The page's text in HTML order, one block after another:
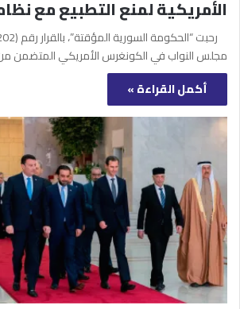
الأمريكية لمنع التطبيع مع
مجلس النواب في الكونغرس الأمريكي المتضمن
أكمل القراءة »